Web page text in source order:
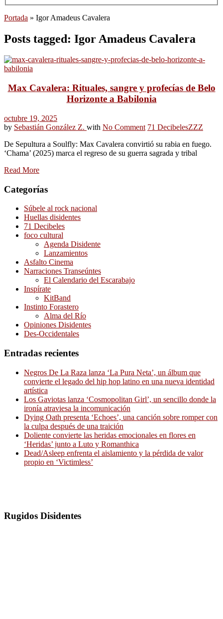
Portada » Igor Amadeus Cavalera
Posts tagged: Igor Amadeus Cavalera
Max Cavalera: Rituales, sangre y profecías de Belo
Horizonte a Babilonia
octubre 19, 2025
by Sebastián González Z. with No Comment 71 DecibelesZZZ
De Sepultura a Soulfly: Max Cavalera convirtió su rabia en fuego.
‘Chama’ (2025) marca el regreso de su guerra sagrada y tribal
Read More
Categorías
Súbele al rock nacional
Huellas disidentes
71 Decibeles
foco cultural
Agenda Disidente
Lanzamientos
Asfalto Cinema
Narraciones Transeúntes
El Calendario del Escarabajo
Inspírate
KitBand
Instinto Forastero
Alma del Río
Opiniones Disidentes
Des-Occidentales
Entradas recientes
Negros De La Raza lanza ‘La Pura Neta’, un álbum que
convierte el legado del hip hop latino en una nueva identidad
artística
Los Gaviotas lanza ‘Cosmopolitan Girl’, un sencillo donde la
ironía atraviesa la incomunicación
Dying Oath presenta ‘Echoes’, una canción sobre romper con
la culpa después de una traición
Doliente convierte las heridas emocionales en flores en
‘Heridas’ junto a Luto y Romanthica
Dead/Asleep enfrenta el aislamiento y la pérdida de valor
propio en ‘Victimless’
Rugidos Disidentes